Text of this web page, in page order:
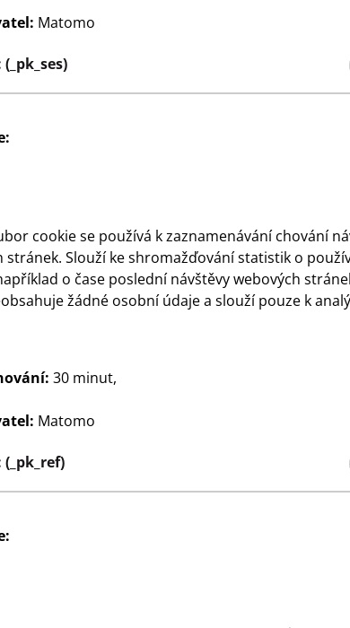
zákazníky
Sociální média
zákazníky Údaj Ochrana dat
Matomo
cookie se používá k zaznamenávání chování
stránek. Slouží ke shromažďování statistik o
o čase poslední návštěvy webových
žádné osobní údaje a slouží pouze k
30 minut,
Matomo